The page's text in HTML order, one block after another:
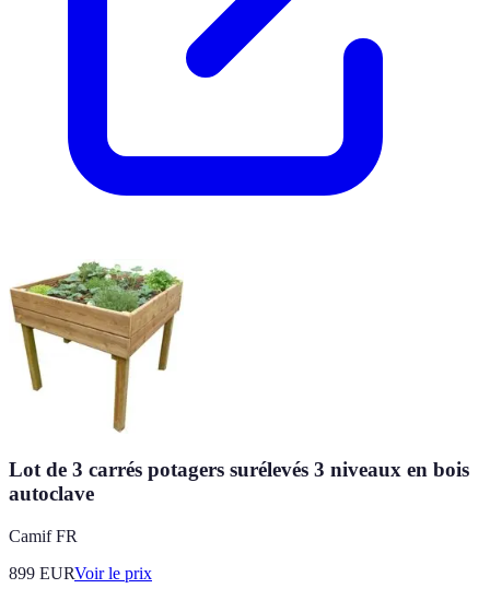
Lot de 3 carrés potagers surélevés 3 niveaux en bois
autoclave
Camif FR
899 EURVoir le prix